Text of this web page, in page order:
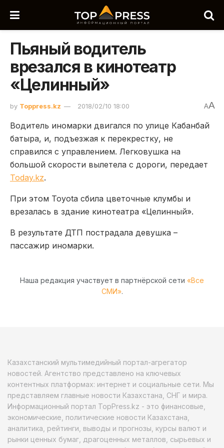
Пьяный водитель
врезался в кинотеатр
«Целинный»
by Toppress.kz 2018/02/10 18:00 AA
Водитель иномарки двигался по улице Кабанбай
батыра, и, подъезжая к перекрестку, не
справился с управлением. Легковушка на
большой скорости вылетела с дороги, передает
Today.kz.
При этом Toyota сбила цветочные клумбы и
врезалась в здание кинотеатра «Целинный».
В результате ДТП пострадала девушка –
пассажир иномарки.
Наша редакция участвует в партнёрской сети «Все
СМИ».
Казахстанский мультимедийный портал-агрегатор
новостей. Агентство представлено на ключевых
контентных платформах: интернет и социальные сети. Мы
представляем главные новости Казахстана, СНГ и мира.
Информационный портал TopPress.kz - это финансовые,
экономические, политические новости Казахстана,
аналитика, рейтинги, выводы и прогнозы, курсы валют и
рынки ценных бумаг, драгоценных металлов, сырьевых и